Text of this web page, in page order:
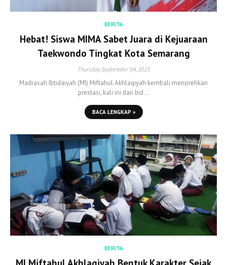
BERITA
Hebat! Siswa MIMA Sabet Juara di Kejuaraan
Taekwondo Tingkat Kota Semarang
Thursday, September 04, 2025
Madrasah Ibtidaiyah (MI) Miftahul Akhlaqiyah kembali menorehkan
prestasi, kali ini dari bid…
BACA LENGKAP »
BERITA